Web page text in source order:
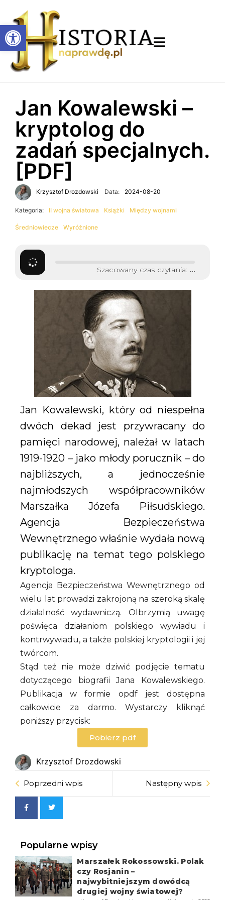
Otwórz pasek narzędzi
Jan Kowalewski –
kryptolog do
zadań specjalnych.
[PDF]
Krzysztof Drozdowski Data: 2024-08-20
Kategoria: II wojna światowa Książki Między wojnami
Średniowiecze Wyróżnione
Szacowany czas czytania: ...
Jan Kowalewski, który od niespełna
dwóch dekad jest przywracany do
pamięci narodowej, należał w latach
1919-1920 – jako młody porucznik – do
najbliższych, a jednocześnie
najmłodszych współpracowników
Marszałka Józefa Piłsudskiego.
Agencja Bezpieczeństwa
Wewnętrznego właśnie wydała nową
publikację na temat tego polskiego
kryptologa.
Agencja Bezpieczeństwa Wewnętrznego od
wielu lat prowadzi zakrojoną na szeroką skalę
działalność wydawniczą. Olbrzymią uwagę
poświęca działaniom polskiego wywiadu i
kontrwywiadu, a także polskiej kryptologii i jej
twórcom.
Stąd też nie może dziwić podjęcie tematu
dotyczącego biografii Jana Kowalewskiego.
Publikacja w formie opdf jest dostępna
całkowicie za darmo. Wystarczy kliknąć
poniższy przycisk:
Pobierz pdf
Krzysztof Drozdowski
Poprzedni wpis Następny wpis
Popularne wpisy
Marszałek Rokossowski. Polak
czy Rosjanin –
najwybitniejszym dowódcą
drugiej wojny światowej?